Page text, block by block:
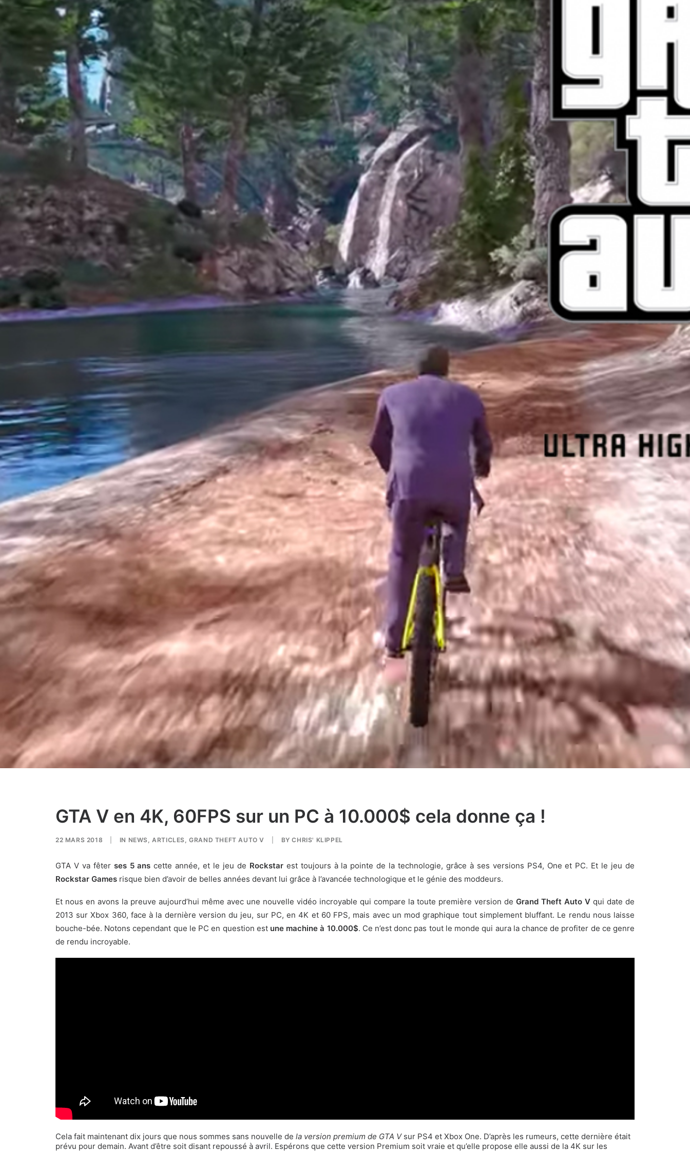
GTA V en 4K, 60FPS sur un PC à 10.000$ cela donne ça !
22 MARS 2018 IN NEWS,ARTICLES,GRAND THEFT AUTO V BYCHRIS' KLIPPEL
GTA V va fêter ses 5 ans cette année, et le jeu de Rockstarest toujours à la pointe de la technologie, grâce à ses versions PS4, One et PC. Et le jeu de
Rockstar Games risque bien d’avoir de belles années devant lui grâce à l’avancée technologique et le génie des moddeurs.
Et nous en avons la preuve aujourd’hui même avec une nouvelle vidéo incroyable qui compare la toute première version de Grand Theft Auto V qui date de
2013 sur Xbox 360, face à la dernière version du jeu, sur PC, en 4K et 60 FPS, mais avec un mod graphique tout simplement bluffant. Le rendu nous laisse
bouche-bée. Notons cependant que le PC en question est une machine à 10.000$. Ce n’est donc pas tout le monde qui aura la chance de profiter de ce genre
de rendu incroyable.
Cela fait maintenant dix jours que nous sommes sans nouvelle de la version premium de GTA Vsur PS4 et Xbox One. D’après les rumeurs, cette dernière était
prévu pour demain. Avant d’être soit disant repoussé à avril. Espérons que cette version Premium soit vraie et qu’elle propose elle aussi de la 4K sur les